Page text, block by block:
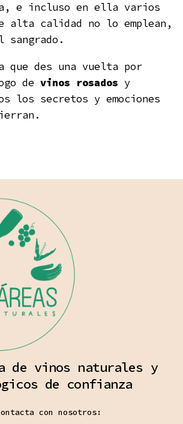
e incluso en ella varios
alta calidad no lo emplean,
que des una vuelta por
de vinos rosados y
los secretos y emociones
de vinos naturales y
de confianza
con nosotros: